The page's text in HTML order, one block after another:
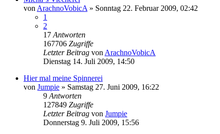
von ArachnoVobicA » Sonntag 22. Februar 2009, 02:42
1
2
17 Antworten
167706 Zugriffe
Letzter Beitrag von ArachnoVobicA
Dienstag 14. Juli 2009, 14:50
Hier mal meine Spinnerei
von Jumpie » Samstag 27. Juni 2009, 16:22
9 Antworten
127849 Zugriffe
Letzter Beitrag von Jumpie
Donnerstag 9. Juli 2009, 15:56